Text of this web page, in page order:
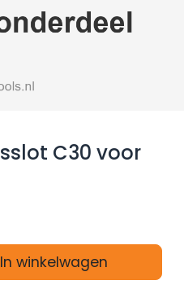
C30 voor
In winkelwagen